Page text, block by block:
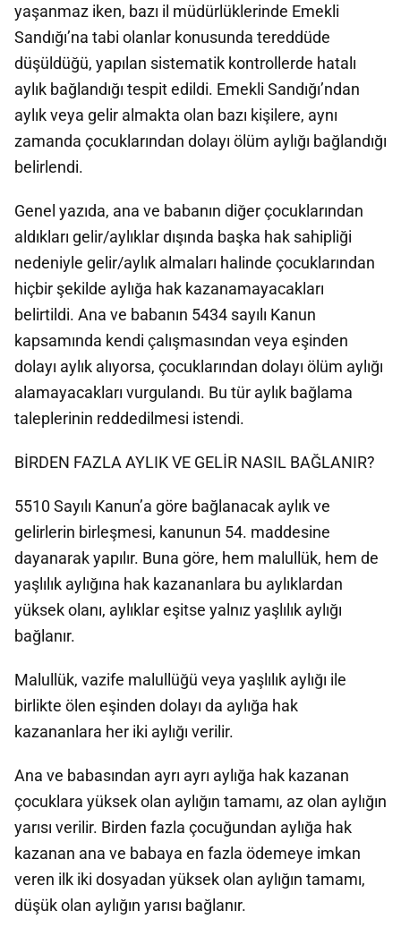
yaşanmaz iken, bazı il müdürlüklerinde Emekli
Sandığı’na tabi olanlar konusunda tereddüde
düşüldüğü, yapılan sistematik kontrollerde hatalı
aylık bağlandığı tespit edildi. Emekli Sandığı’ndan
aylık veya gelir almakta olan bazı kişilere, aynı
zamanda çocuklarından dolayı ölüm aylığı bağlandığı
belirlendi.
Genel yazıda, ana ve babanın diğer çocuklarından
aldıkları gelir/aylıklar dışında başka hak sahipliği
nedeniyle gelir/aylık almaları halinde çocuklarından
hiçbir şekilde aylığa hak kazanamayacakları
belirtildi. Ana ve babanın 5434 sayılı Kanun
kapsamında kendi çalışmasından veya eşinden
dolayı aylık alıyorsa, çocuklarından dolayı ölüm aylığı
alamayacakları vurgulandı. Bu tür aylık bağlama
taleplerinin reddedilmesi istendi.
BİRDEN FAZLA AYLIK VE GELİR NASIL BAĞLANIR?
5510 Sayılı Kanun’a göre bağlanacak aylık ve
gelirlerin birleşmesi, kanunun 54. maddesine
dayanarak yapılır. Buna göre, hem malullük, hem de
yaşlılık aylığına hak kazananlara bu aylıklardan
yüksek olanı, aylıklar eşitse yalnız yaşlılık aylığı
bağlanır.
Malullük, vazife malullüğü veya yaşlılık aylığı ile
birlikte ölen eşinden dolayı da aylığa hak
kazananlara her iki aylığı verilir.
Ana ve babasından ayrı ayrı aylığa hak kazanan
çocuklara yüksek olan aylığın tamamı, az olan aylığın
yarısı verilir. Birden fazla çocuğundan aylığa hak
kazanan ana ve babaya en fazla ödemeye imkan
veren ilk iki dosyadan yüksek olan aylığın tamamı,
düşük olan aylığın yarısı bağlanır.